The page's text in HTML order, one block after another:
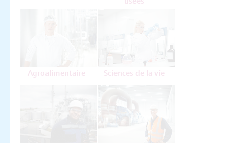
Agroalimentaire Sciences de la vie